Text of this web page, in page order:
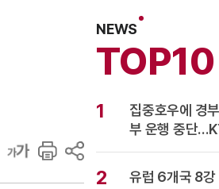
NEWS
TOP10
1
집중호우에 경
부 운행 중단
행
2
유럽 6개국 8